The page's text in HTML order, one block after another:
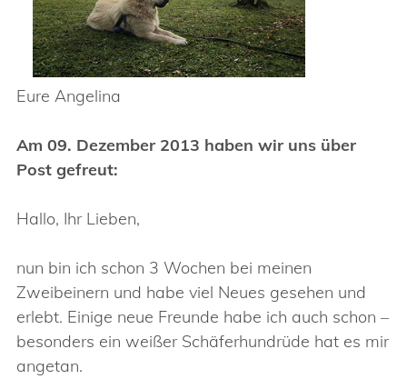
Eure Angelina
Am 09. Dezember 2013 haben wir uns über
Post gefreut:
Hallo, Ihr Lieben,
nun bin ich schon 3 Wochen bei meinen
Zweibeinern und habe viel Neues gesehen und
erlebt. Einige neue Freunde habe ich auch schon –
besonders ein weißer Schäferhundrüde hat es mir
angetan.